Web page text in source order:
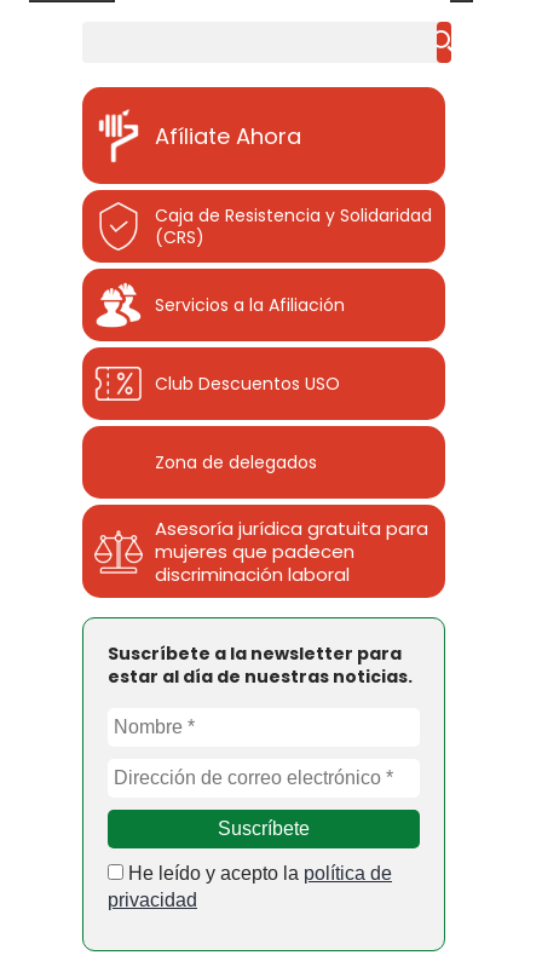
Afíliate Ahora
Caja de Resistencia y Solidaridad
(CRS)
Servicios a la Afiliación
Club Descuentos USO
Zona de delegados
Asesoría jurídica gratuita para
mujeres que padecen
discriminación laboral
Suscríbete a la newsletter para
estar al día de nuestras noticias.
He leído y acepto la política de
privacidad